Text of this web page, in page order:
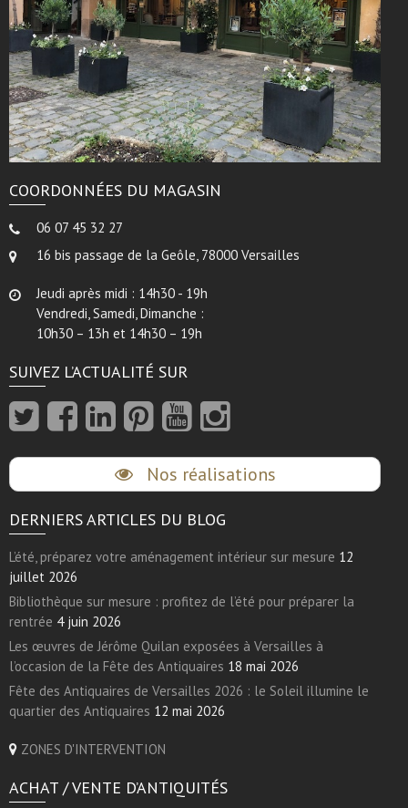
COORDONNÉES DU MAGASIN
06 07 45 32 27
16 bis passage de la Geôle, 78000 Versailles
Jeudi après midi : 14h30 - 19h
Vendredi, Samedi, Dimanche :
10h30 – 13h et 14h30 – 19h
SUIVEZ L’ACTUALITÉ SUR
Nos réalisations
DERNIERS ARTICLES DU BLOG
L’été, préparez votre aménagement intérieur sur mesure 12
juillet 2026
Bibliothèque sur mesure : profitez de l’été pour préparer la
rentrée 4 juin 2026
Les œuvres de Jérôme Quilan exposées à Versailles à
l’occasion de la Fête des Antiquaires 18 mai 2026
Fête des Antiquaires de Versailles 2026 : le Soleil illumine le
quartier des Antiquaires 12 mai 2026
ZONES D'INTERVENTION
ACHAT / VENTE D’ANTIQUITÉS